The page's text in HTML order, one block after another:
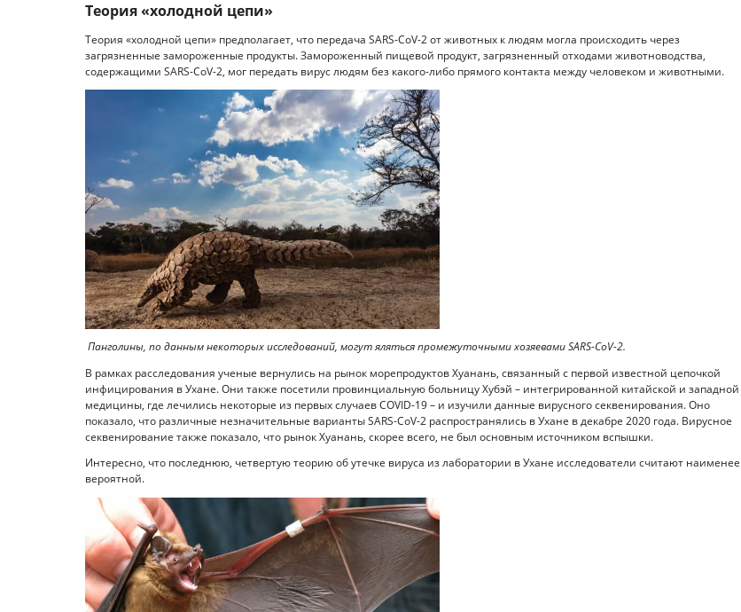
Теория «холодной цепи»
Теория «холодной цепи» предполагает, что передача SARS-CoV-2 от животных к людям могла происходить через
загрязненные замороженные продукты. Замороженный пищевой продукт, загрязненный отходами животноводства,
содержащими SARS-CoV-2, мог передать вирус людям без какого-либо прямого контакта между человеком и животными.
Панголины, по данным некоторых исследований, могут яляться промежуточными хозяевами SARS-CoV-2.
В рамках расследования ученые вернулись на рынок морепродуктов Хуанань, связанный с первой известной цепочкой
инфицирования в Ухане. Они также посетили провинциальную больницу Хубэй – интегрированной китайской и западной
медицины, где лечились некоторые из первых случаев COVID-19 – и изучили данные вирусного секвенирования. Оно
показало, что различные незначительные варианты SARS-CoV-2 распространялись в Ухане в декабре 2020 года. Вирусное
секвенирование также показало, что рынок Хуанань, скорее всего, не был основным источником вспышки.
Интересно, что последнюю, четвертую теорию об утечке вируса из лаборатории в Ухане исследователи считают наименее
вероятной.